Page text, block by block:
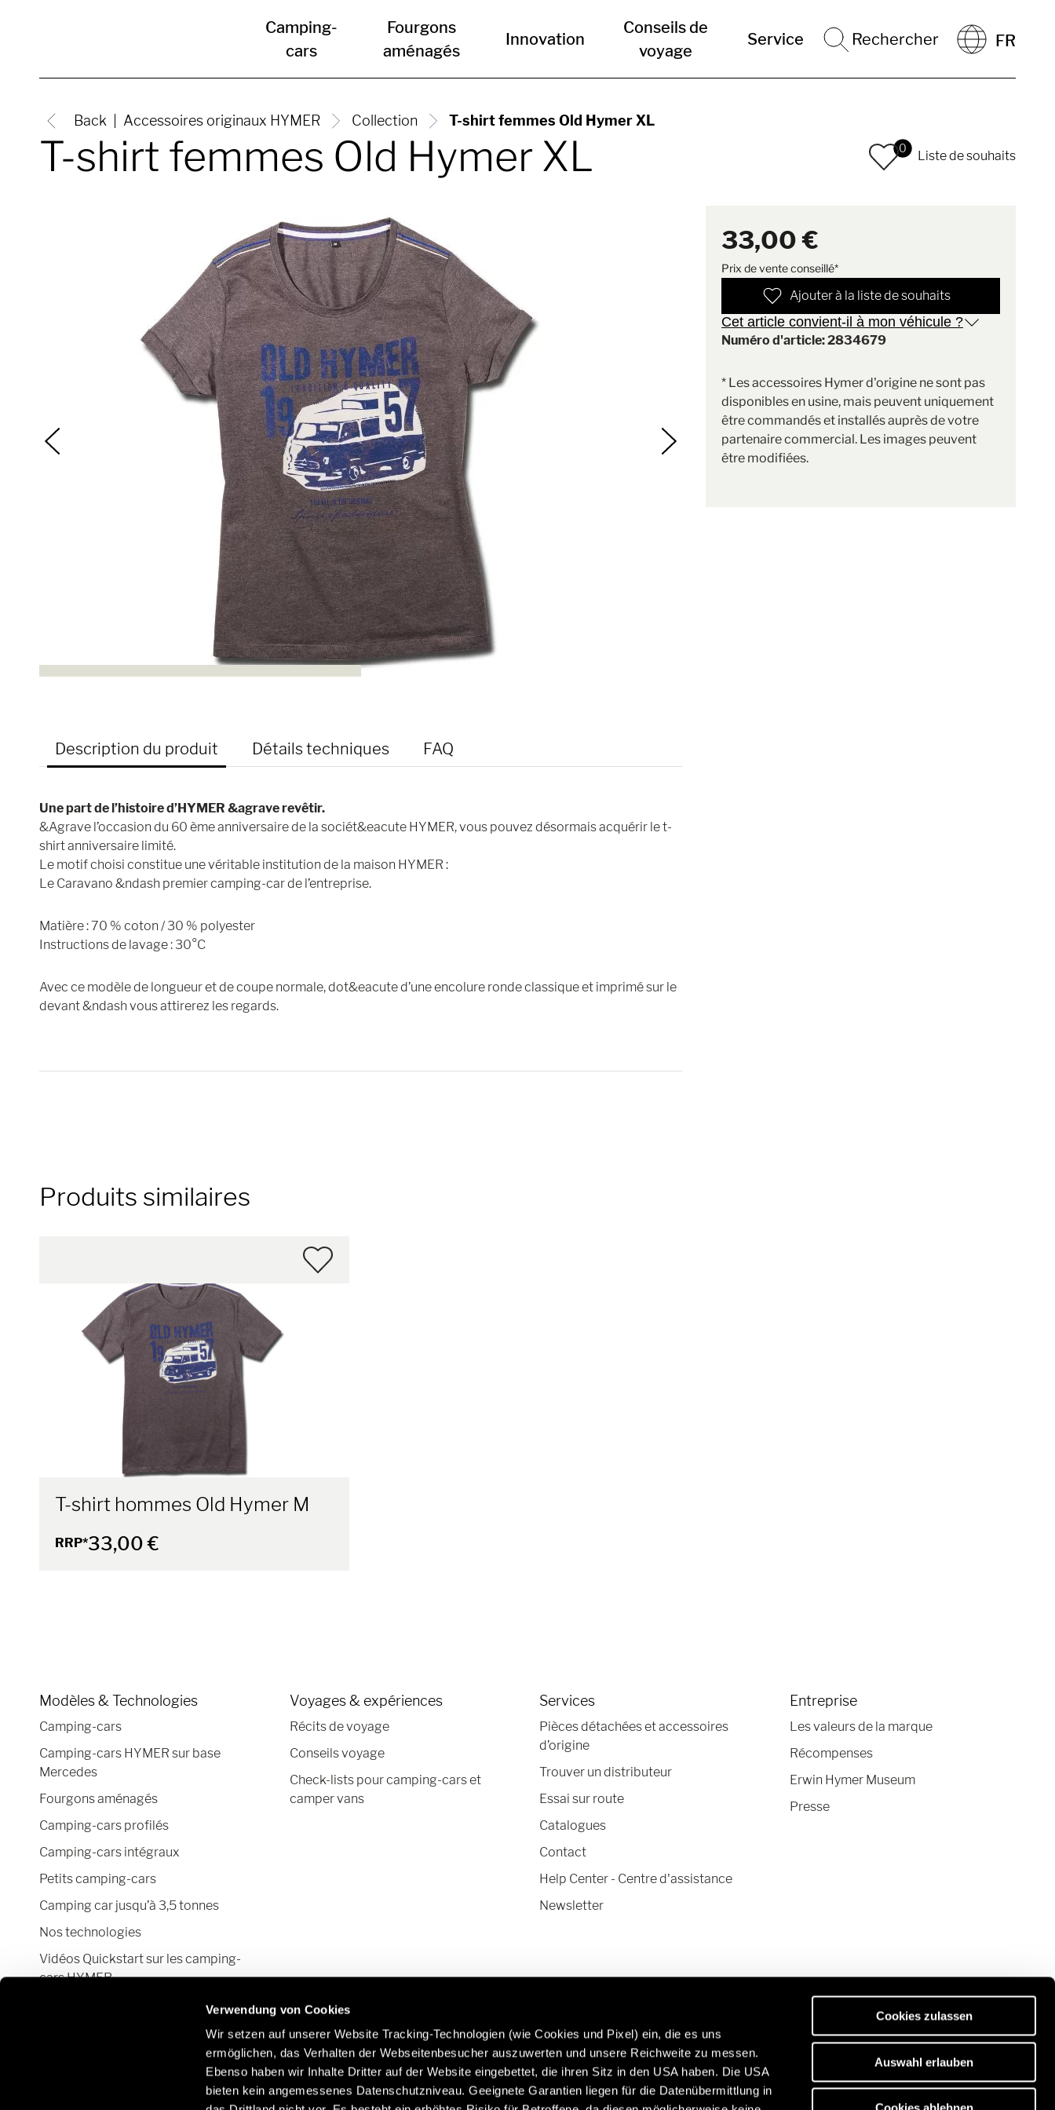
Verwendung von Cookies
Wir setzen auf unserer Website Tracking-Technologien (wie Cookies und Pixel) ein, die es uns
ermöglichen, das Verhalten der Webseitenbesucher auszuwerten und unsere Reichweite zu messen.
Ebenso haben wir Inhalte Dritter auf der Website eingebettet, die ihren Sitz in den USA haben. Die USA
bieten kein angemessenes Datenschutzniveau. Geeignete Garantien liegen für die Datenübermittlung in
Cookies zulassen
Auswahl erlauben
Camping-
cars
Fourgons
aménagés
Innovation
Conseils de
voyage
Service Rechercher FR
Back Accessoires originaux HYMER Collection T-shirt femmes Old Hymer XL
T-shirt femmes Old Hymer XL 0
Liste de souhaits
Description du produit Détails techniques FAQ
Une part de l’histoire d’HYMER &agrave revêtir.
&Agrave l’occasion du 60 ème anniversaire de la sociét&eacute HYMER, vous pouvez désormais acquérir le t-
shirt anniversaire limité.
Le motif choisi constitue une véritable institution de la maison HYMER :
Le Caravano &ndash premier camping-car de l’entreprise.
Matière : 70 % coton / 30 % polyester
Instructions de lavage : 30°C
Avec ce modèle de longueur et de coupe normale, dot&eacute d’une encolure ronde classique et imprimé sur le
devant &ndash vous attirerez les regards.
33,00 €
Prix de vente conseillé*
Ajouter à la liste de souhaits
Cet article convient-il à mon véhicule ?
Numéro d'article: 2834679
* Les accessoires Hymer d'origine ne sont pas
disponibles en usine, mais peuvent uniquement
être commandés et installés auprès de votre
partenaire commercial. Les images peuvent
être modifiées.
Produits similaires
T-shirt hommes Old Hymer M
RRP*33,00 €
Modèles & Technologies
Camping-cars
Camping-cars HYMER sur base
Mercedes
Fourgons aménagés
Camping-cars profilés
Camping-cars intégraux
Petits camping-cars
Camping car jusqu’à 3,5 tonnes
Nos technologies
Vidéos Quickstart sur les camping-
cars HYMER
Configurateur camping-car et fourgon
Voyages & expériences
Récits de voyage
Conseils voyage
Check-lists pour camping-cars et
camper vans
Services
Pièces détachées et accessoires
d’origine
Trouver un distributeur
Essai sur route
Catalogues
Contact
Help Center - Centre d'assistance
Newsletter
Entreprise
Les valeurs de la marque
Récompenses
Erwin Hymer Museum
Presse
Suivez-nous également sur les réseaux sociaux :
En savoir plus sur les pièces et accessoires
Caravanes de qualité Premium :